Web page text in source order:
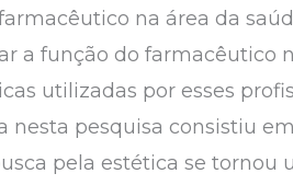
na área da
a função do farmacêutico
utilizadas por esses
nesta pesquisa consistiu
pela estética se tornou